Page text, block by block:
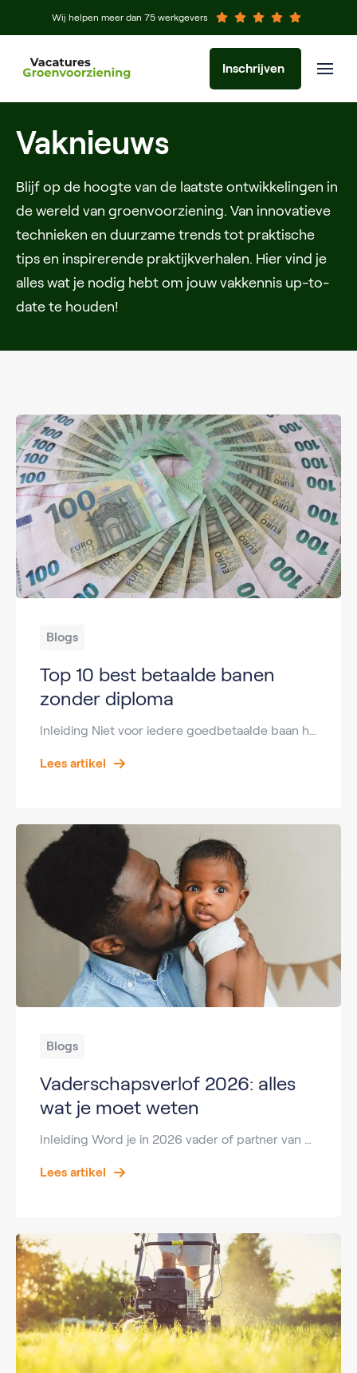
Wij helpen meer dan 75 werkgevers
Inschrijven
Vaknieuws
Blijf op de hoogte van de laatste ontwikkelingen in
de wereld van groenvoorziening. Van innovatieve
technieken en duurzame trends tot praktische
tips en inspirerende praktijkverhalen. Hier vind je
alles wat je nodig hebt om jouw vakkennis up-to-
date te houden!
Blogs
Top 10 best betaalde banen
zonder diploma
Lees artikel
Blogs
Vaderschapsverlof 2026: alles
wat je moet weten
Lees artikel